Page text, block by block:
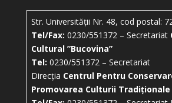
Str. Universității Nr. 48, cod postal:
Tel/Fax: 0230/551372 – Secretariat
Cultural ”Bucovina”
Tel: 0230/551372 – Secretariat
Direcția Centrul Pentru
Promovarea Culturii Tradiționale